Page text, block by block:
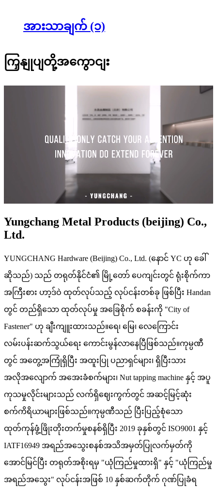
အားသာချက် (၁)
ကြှနျုပျတို့အကွောငျး
Yungchang Metal Products (beijing) Co.,
Ltd.
YUNGCHANG Hardware (Beijing) Co., Ltd. (နောင် YC ဟု ခေါ်
ဆိုသည်) သည် တရုတ်နိုင်ငံ၏ မြို့တော် ပေကျင်းတွင် ရုံးစိုက်ကာ
အကြီးစား ဟာ့ဒ်ဝဲ ထုတ်လုပ်သည့် လုပ်ငန်းတစ်ခု ဖြစ်ပြီး Handan
တွင် တည်ရှိသော ထုတ်လုပ်မှု အခြေစိုက် စခန်းကို "City of
Fastener" ဟု ချီးကျူးထားသည်။ရေ၊ မြေ၊ လေကြောင်း
လမ်းပန်းဆက်သွယ်ရေး ကောင်းမွန်လာနေပြီဖြစ်သည်။ကုမ္ပဏီ
တွင် အတွေ့အကြုံရှိပြီး အထူးပြု ပညာရှင်များ၊ ရှိပြီးသား
အလိုအလျောက် အအေးခံစက်များ၊ Nut tapping machine နှင့် အပူ
ကုသမှုလိုင်းများသည် လက်ရှိဈေးကွက်တွင် အဆင့်မြင့်ဆုံး
စက်ကိရိယာများဖြစ်သည်။ကုမ္ပဏီသည် ပြီးပြည့်စုံသော
ထုတ်ကုန်ဖွံ့ဖြိုးတိုးတက်မှုစနစ်ရှိပြီး 2019 ခုနှစ်တွင် ISO9001 နှင့်
IATF16949 အရည်အသွေးစနစ်အသိအမှတ်ပြုလက်မှတ်ကို
အောင်မြင်ပြီး တရုတ်အစိုးရမှ "ယုံကြည်မှုထားရှိ" နှင့် "ယုံကြည်မှု
အရည်အသွေး" လုပ်ငန်းအဖြစ် 10 နှစ်ဆက်တိုက် ဂုဏ်ပြုခံရ